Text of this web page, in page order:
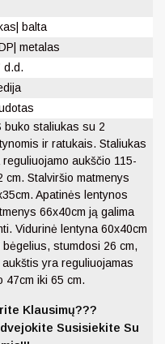
balta
metalas
d.d.
buko staliukas su 2
ir ratukais. Staliukas
reguliuojamo aukščio 115-
cm. Stalviršio matmenys
Apatinės lentynos
66x40cm ją galima
Vidurinė lentyna 60x40cm
bėgelius, stumdosi 26 cm,
yra reguliuojamas
47cm iki 65 cm.
Klausimų???
Susisiekite Su